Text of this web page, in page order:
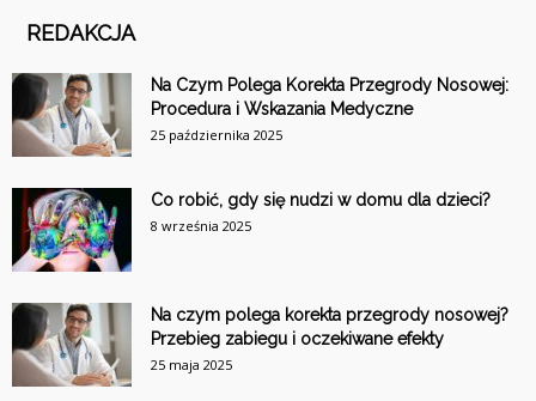
REDAKCJA
Na Czym Polega Korekta Przegrody Nosowej:
Procedura i Wskazania Medyczne
25 października 2025
Co robić, gdy się nudzi w domu dla dzieci?
8 września 2025
Na czym polega korekta przegrody nosowej?
Przebieg zabiegu i oczekiwane efekty
25 maja 2025